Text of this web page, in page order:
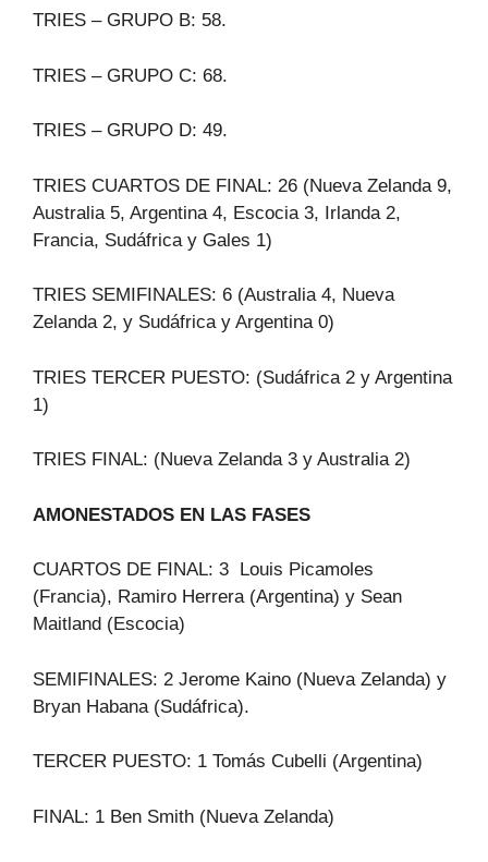
TRIES – GRUPO B: 58.
TRIES – GRUPO C: 68.
TRIES – GRUPO D: 49.
TRIES CUARTOS DE FINAL: 26 (Nueva Zelanda 9,
Australia 5, Argentina 4, Escocia 3, Irlanda 2,
Francia, Sudáfrica y Gales 1)
TRIES SEMIFINALES: 6 (Australia 4, Nueva
Zelanda 2, y Sudáfrica y Argentina 0)
TRIES TERCER PUESTO: (Sudáfrica 2 y Argentina
1)
TRIES FINAL: (Nueva Zelanda 3 y Australia 2)
AMONESTADOS EN LAS FASES
CUARTOS DE FINAL: 3 Louis Picamoles
(Francia), Ramiro Herrera (Argentina) y Sean
Maitland (Escocia)
SEMIFINALES: 2 Jerome Kaino (Nueva Zelanda) y
Bryan Habana (Sudáfrica).
TERCER PUESTO: 1 Tomás Cubelli (Argentina)
FINAL: 1 Ben Smith (Nueva Zelanda)